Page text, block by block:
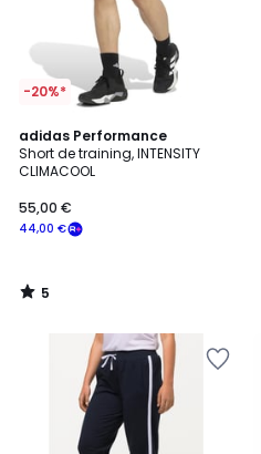
-20%*
adidas Performance
Short de training, INTENSITY
CLIMACOOL
44,00 €
55,00 €
5
/
5
5
/